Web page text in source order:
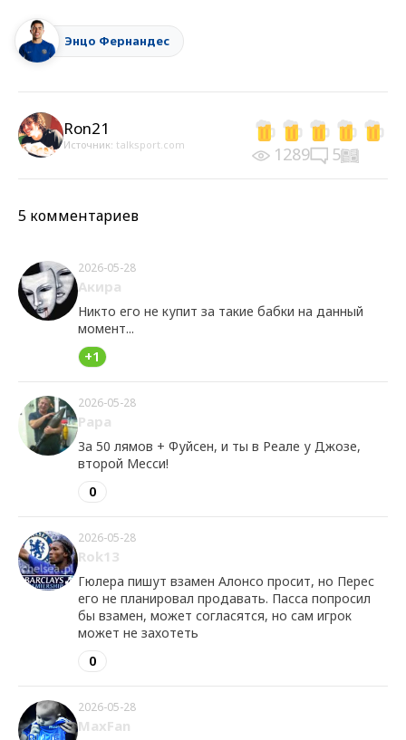
Энцо Фернандес
Ron21
Источник: talksport.com 1289 5
5 комментариев
2026-05-28
Акира
Никто его не купит за такие бабки на данный
момент...
+1
2026-05-28
Papa
За 50 лямов + Фуйсен, и ты в Реале у Джозе,
второй Месси!
0
2026-05-28
Rok13
Гюлера пишут взамен Алонсо просит, но Перес
его не планировал продавать. Пасса попросил
бы взамен, может согласятся, но сам игрок
может не захотеть
0
2026-05-28
MaxFan